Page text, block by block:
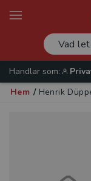
Handlar som:
Hem / Henrik